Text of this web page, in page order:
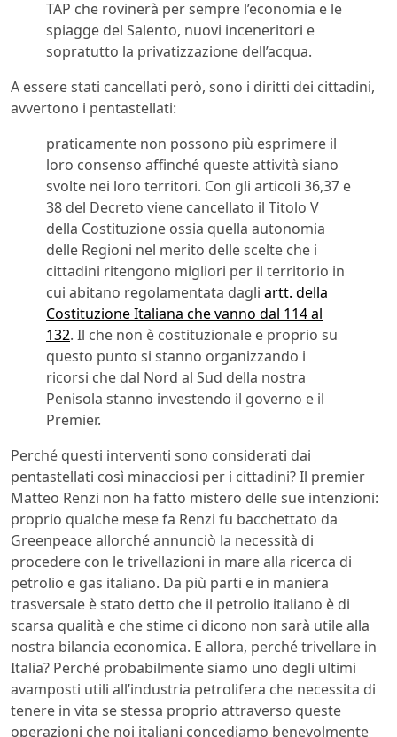
TAP che rovinerà per sempre l’economia e le
spiagge del Salento, nuovi inceneritori e
sopratutto la privatizzazione dell’acqua.
A essere stati cancellati però, sono i diritti dei cittadini,
avvertono i pentastellati:
praticamente non possono più esprimere il
loro consenso affinché queste attività siano
svolte nei loro territori. Con gli articoli 36,37 e
38 del Decreto viene cancellato il Titolo V
della Costituzione ossia quella autonomia
delle Regioni nel merito delle scelte che i
cittadini ritengono migliori per il territorio in
cui abitano regolamentata dagli artt. della
Costituzione Italiana che vanno dal 114 al
132. Il che non è costituzionale e proprio su
questo punto si stanno organizzando i
ricorsi che dal Nord al Sud della nostra
Penisola stanno investendo il governo e il
Premier.
Perché questi interventi sono considerati dai
pentastellati così minacciosi per i cittadini? Il premier
Matteo Renzi non ha fatto mistero delle sue intenzioni:
proprio qualche mese fa Renzi fu bacchettato da
Greenpeace allorché annunciò la necessità di
procedere con le trivellazioni in mare alla ricerca di
petrolio e gas italiano. Da più parti e in maniera
trasversale è stato detto che il petrolio italiano è di
scarsa qualità e che stime ci dicono non sarà utile alla
nostra bilancia economica. E allora, perché trivellare in
Italia? Perché probabilmente siamo uno degli ultimi
avamposti utili all’industria petrolifera che necessita di
tenere in vita se stessa proprio attraverso queste
operazioni che noi italiani concediamo benevolmente